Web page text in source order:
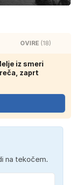
OVIRE (18)
iz smeri
zaprt
na tekočem.